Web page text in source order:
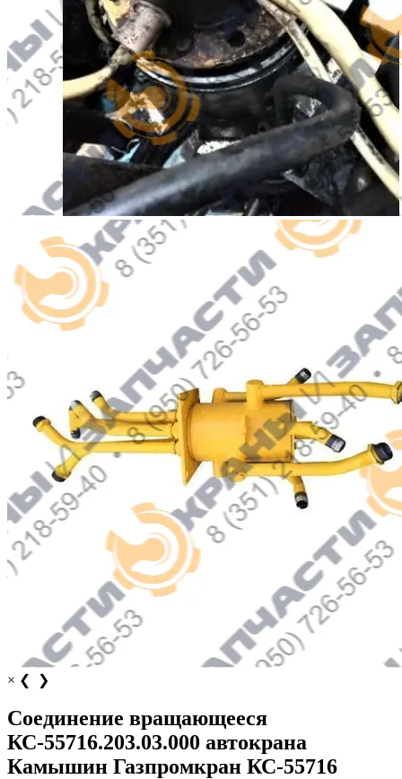
× ❮ ❯
Соединение вращающееся
КС-55716.203.03.000 автокрана
Камышин Газпромкран КС-55716